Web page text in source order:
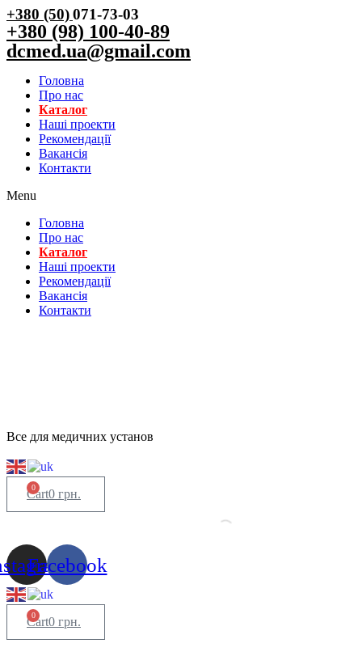
+380 (50)071-73-03
+380 (98) 100-40-89
dcmed.ua@gmail.com
Головна
Про нас
Каталог
Нашi проекти
Рекомендації
Вакансiя
Контакти
Menu
Головна
Про нас
Каталог
Нашi проекти
Рекомендації
Вакансiя
Контакти
Все для медичних установ
0 грн.
0
Cart
Facebook
0 грн.
0
Cart